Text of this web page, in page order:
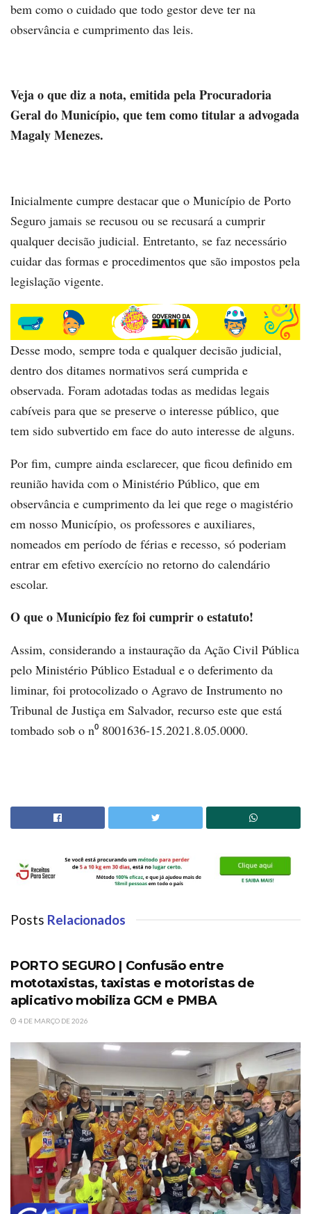
bem como o cuidado que todo gestor deve ter na
observância e cumprimento das leis.
Veja o que diz a nota, emitida pela Procuradoria
Geral do Município, que tem como titular a advogada
Magaly Menezes.
Inicialmente cumpre destacar que o Município de Porto
Seguro jamais se recusou ou se recusará a cumprir
qualquer decisão judicial. Entretanto, se faz necessário
cuidar das formas e procedimentos que são impostos pela
legislação vigente.
Desse modo, sempre toda e qualquer decisão judicial,
dentro dos ditames normativos será cumprida e
observada. Foram adotadas todas as medidas legais
cabíveis para que se preserve o interesse público, que
tem sido subvertido em face do auto interesse de alguns.
Por fim, cumpre ainda esclarecer, que ficou definido em
reunião havida com o Ministério Público, que em
observância e cumprimento da lei que rege o magistério
em nosso Município, os professores e auxiliares,
nomeados em período de férias e recesso, só poderiam
entrar em efetivo exercício no retorno do calendário
escolar.
O que o Município fez foi cumprir o estatuto!
Assim, considerando a instauração da Ação Civil Pública
pelo Ministério Público Estadual e o deferimento da
liminar, foi protocolizado o Agravo de Instrumento no
Tribunal de Justiça em Salvador, recurso este que está
tombado sob o n⁰ 8001636-15.2021.8.05.0000.
Posts Relacionados
PORTO SEGURO | Confusão entre
mototaxistas, taxistas e motoristas de
aplicativo mobiliza GCM e PMBA
4 DE MARÇO DE 2026